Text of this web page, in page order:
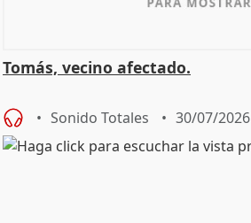
Tomás, vecino afectado.
Sonido Totales 30/07/2026